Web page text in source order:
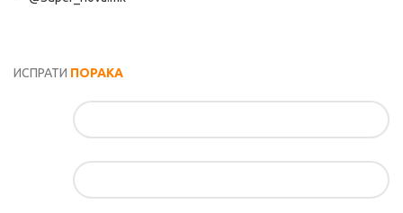
ИСПРАТИ ПОРАКА